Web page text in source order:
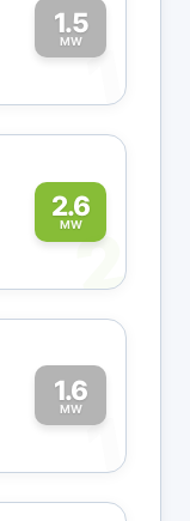
1.5
MW1
2.6
MW
2
1.6
MW1